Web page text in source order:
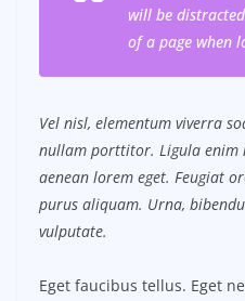
will be
of a page when
Vel nisl, elementum viverra
nullam porttitor. Ligula enim
aenean lorem eget. Feugiat
purus aliquam. Urna,
vulputate.
Eget faucibus tellus. Eget